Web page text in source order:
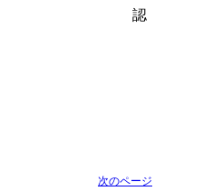
認
次のページ